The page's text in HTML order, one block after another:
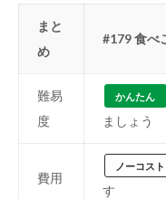
まと
め
#179 食べ
難易
度
かんたん
ましょう
費用
ノーコスト
す